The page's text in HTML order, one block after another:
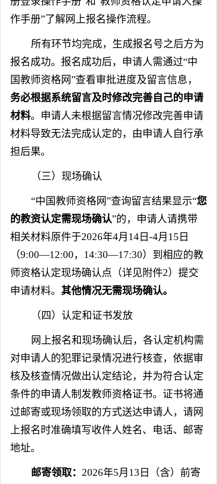
作手册”了解网上报名操作流程。
所有环节均完成，生成报名号之后方为
报名成功。报名成功后，申请人需通过“中
国教师资格网”查看审批进度及留言信息，
务必根据系统留言及时修改完善自己的申请
材料。申请人未根据留言情况修改完善申请
材料导致无法完成认定的，由申请人自行承
担后果。
（三）现场确认
“中国教师资格网”查询留言结果显示“您
的教资认定需现场确认”的，申请人请携带
相关材料原件于2026年4月 14 日 -4月 15 日
（9:00—12:00， 14:30—17:30）到相应的教
师资格认定现场确认点（详见附件2）提交
申请材料。 其他情况无需现场确认。
（四）认定和证书发放
网上报名和现场确认后，各认定机构需
对申请人的犯罪记录情况进行核查，依据审
核及核查情况做出认定结论，并为符合认定
条件的申请人制发教师资格证书。证书将通
过邮寄或现场领取的方式送达申请人，请网
上报名时准确填写收件人姓名、电话、邮寄
地址。
邮寄领取： 2026年5月 13 日（含）前寄